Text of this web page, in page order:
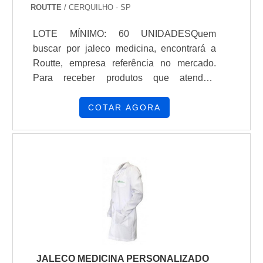
ROUTTE/ CERQUILHO - SP
LOTE MÍNIMO: 60 UNIDADESQuem
buscar por jaleco medicina, encontrará a
Routte, empresa referência no mercado.
Para receber produtos que atendem
escolher uma organização que se destaque
ampla experiência no ramo.Quando a
melhores profissionais da Routte o cliente
encontrará excelente custo-benefício e as
melhores soluções para empresas de
diversos segmentos.MAIS INFORMAÇÕES
SOBRE JALECO MEDICINAA Routte
centraliza seus esforços em produzir uma
estrutura com escritório de alta qualidade
COTAR AGORA
JALECO MEDICINA PERSONALIZADO